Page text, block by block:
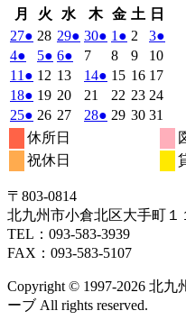
月
月
曜
日
火 火
曜
日
水
曜
日
木木
曜
日
金金
曜
日
土 土
曜
日
日
曜
272026
年
4
月
27
日
● (1
件
の
イ
ベ
ン
ト)
282026
年
月
28
日
292026
年
月
29
日
● (1
件
の
イ
ベ
302026
4
月
30
日
● (1
件
の
イ
ベ
1 2026
年
5
月
1
日
● (1
件
の
イ
ベ
2 2026
年
5
月
2
日
32026
年
5
月
3
日
●
ン
ト)
42026
年
5
月
4
日
●
件
の
イ
ベ
ン
ト)
52026
年
5
月
5
日
● (1
件
の
イ
ベ
ン
ト)
62026
年
5
月
6
日
●
件
の
イ
72026
年
5
月
7
82026
年
5
月
8
92026
年
5
月
9
102026
年
10
11 2026
年
5
月
11
日
● (1
件
の
イ
ベ
ン
12 2026
年
12
日
132026
年
5
月
142026
5
月
● (1
件
の
152026
年
5
162026
年
5
172026
月
182026
年
5
月
18
● (1
件
の
イ
ベ
ト)
192026
年
5
月
19
202026
年
21
2026
年
22 2026
年
232026
年
242026
5
月
252026
年
5
月
日
● (1
件
の
イ
ベ
ン
ト)
262026
年
5
月
日
272026
日
282026
● (1
ン
ト)
292026
302026
31
年
5
休所日
祝休日
〒803‐0814
北九州市小倉北区大手町１
TEL：093‐583‐3939
FAX：093‐583‐5107
Copyright © 1997‐2026 北
ーブ All rights reserved.